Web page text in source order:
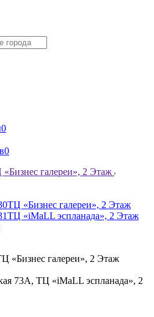
0
0
галереи», 2 Этаж
ТЦ «Бизнес галереи», 2 Этаж
ТЦ «iMaLL эспланада», 2 Этаж
«Бизнес галереи», 2 Этаж
73А, ТЦ «iMaLL эспланада», 2